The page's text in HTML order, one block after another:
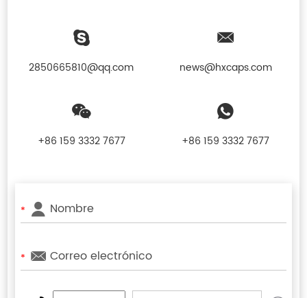
2850665810@qq.com news@hxcaps.com
+86 159 3332 7677 +86 159 3332 7677
*
*